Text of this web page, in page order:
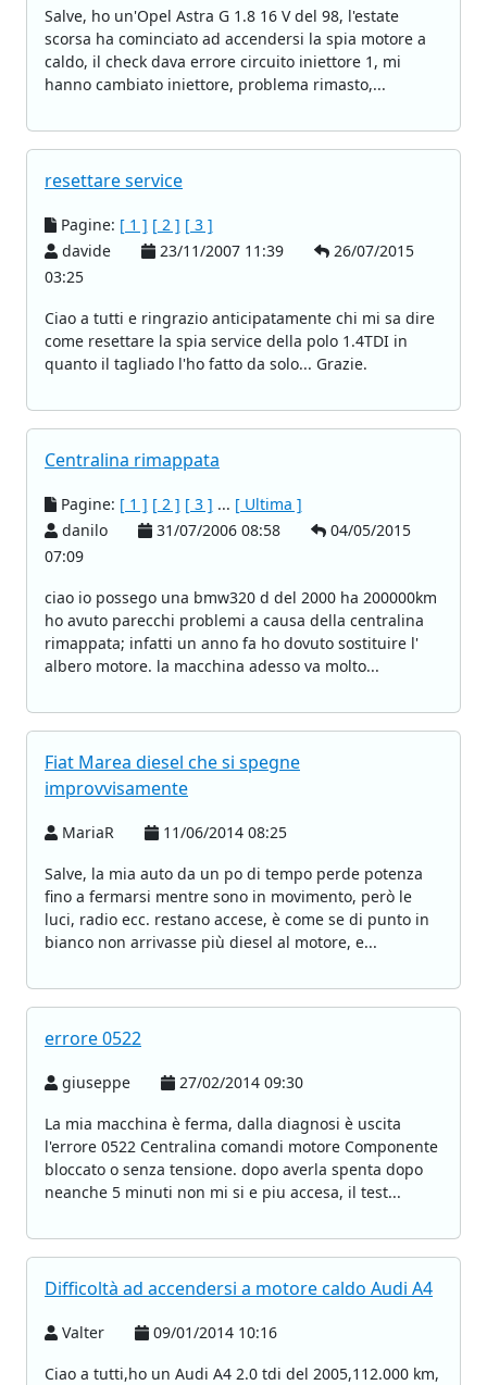
Salve, ho un'Opel Astra G 1.8 16 V del 98, l'estate
scorsa ha cominciato ad accendersi la spia motore a
caldo, il check dava errore circuito iniettore 1, mi
hanno cambiato iniettore, problema rimasto,...
resettare service
Pagine: [ 1 ] [ 2 ] [ 3 ]
davide
23/11/2007 11:39
26/07/2015
03:25
Ciao a tutti e ringrazio anticipatamente chi mi sa dire
come resettare la spia service della polo 1.4TDI in
quanto il tagliado l'ho fatto da solo... Grazie.
Centralina rimappata
Pagine: [ 1 ] [ 2 ] [ 3 ] ... [ Ultima ]
danilo
31/07/2006 08:58
04/05/2015
07:09
ciao io possego una bmw320 d del 2000 ha 200000km
ho avuto parecchi problemi a causa della centralina
rimappata; infatti un anno fa ho dovuto sostituire l'
albero motore. la macchina adesso va molto...
Fiat Marea diesel che si spegne
improvvisamente
MariaR
11/06/2014 08:25
Salve, la mia auto da un po di tempo perde potenza
fino a fermarsi mentre sono in movimento, però le
luci, radio ecc. restano accese, è come se di punto in
bianco non arrivasse più diesel al motore, e...
errore 0522
giuseppe
27/02/2014 09:30
La mia macchina è ferma, dalla diagnosi è uscita
l'errore 0522 Centralina comandi motore Componente
bloccato o senza tensione. dopo averla spenta dopo
neanche 5 minuti non mi si e piu accesa, il test...
Difficoltà ad accendersi a motore caldo Audi A4
Valter
09/01/2014 10:16
Ciao a tutti,ho un Audi A4 2.0 tdi del 2005,112.000 km,